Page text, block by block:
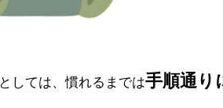
としては、慣れるまでは手順通り